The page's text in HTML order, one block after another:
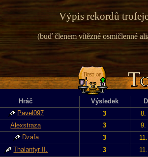
Výpis rekordů
(buď členem vítězné osmičlenné
Hráč Výsledek
Pavel097 3
8.
Alexstraza 3
9.
Dzafa 3
Thalantyr II. 3